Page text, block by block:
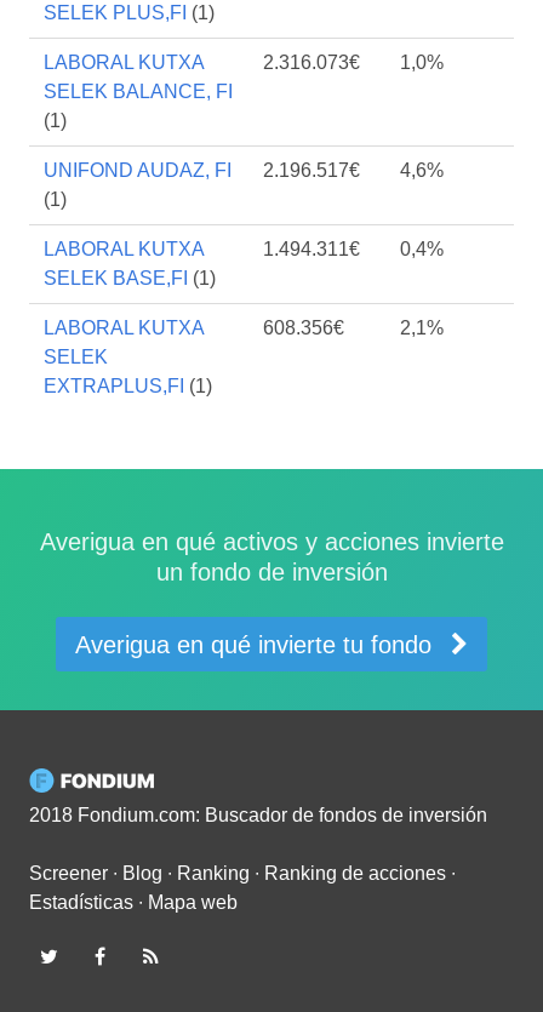
SELEK PLUS,FI (1)
LABORAL KUTXA
SELEK BALANCE, FI
(1)
2.316.073€ 1,0%
UNIFOND AUDAZ, FI
(1)
2.196.517€ 4,6%
LABORAL KUTXA
SELEK BASE,FI (1)
1.494.311€ 0,4%
LABORAL KUTXA
SELEK
EXTRAPLUS,FI (1)
608.356€ 2,1%
Averigua en qué activos y acciones invierte
un fondo de inversión
Averigua en qué invierte tu fondo
2018 Fondium.com: Buscador de fondos de inversión
Screener ∙ Blog ∙ Ranking ∙ Ranking de acciones ∙
Estadísticas ∙ Mapa web